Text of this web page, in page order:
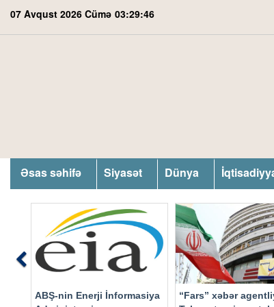
07 Avqust 2026 Cümə 03:29:46
Əsas səhifə Siyasət Dünya
ABŞ-nin Enerji İnformasiya
“Fars” xəbər
Previous